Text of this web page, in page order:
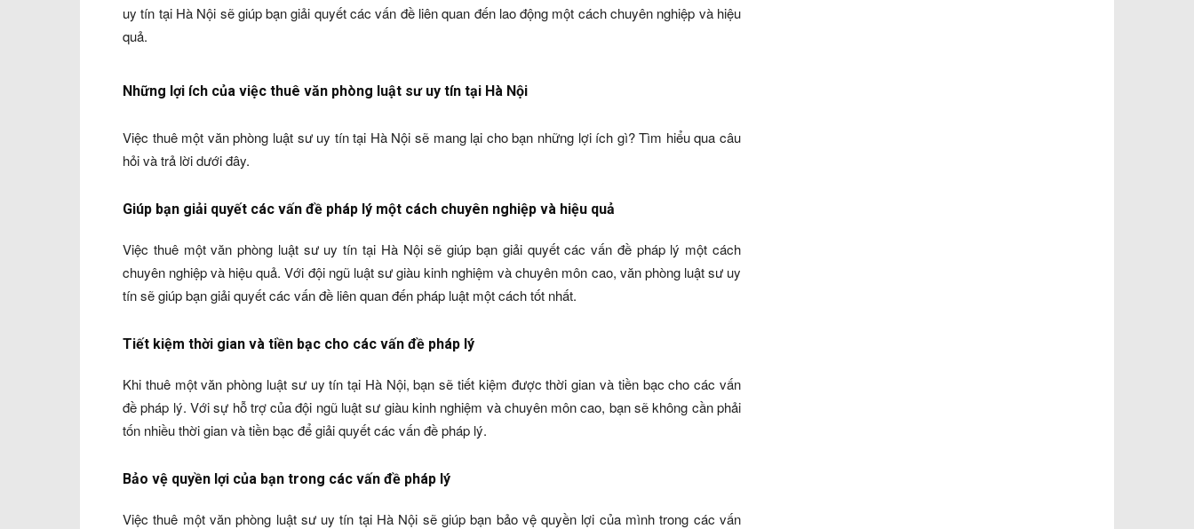
uy tín tại Hà Nội sẽ giúp bạn giải quyết các vấn đề liên quan đến lao động một cách chuyên nghiệp và hiệu
quả.
Những lợi ích của việc thuê văn phòng luật sư uy tín tại Hà Nội
Việc thuê một văn phòng luật sư uy tín tại Hà Nội sẽ mang lại cho bạn những lợi ích gì? Tìm hiểu qua câu
hỏi và trả lời dưới đây.
Giúp bạn giải quyết các vấn đề pháp lý một cách chuyên nghiệp và hiệu quả
Việc thuê một văn phòng luật sư uy tín tại Hà Nội sẽ giúp bạn giải quyết các vấn đề pháp lý một cách
chuyên nghiệp và hiệu quả. Với đội ngũ luật sư giàu kinh nghiệm và chuyên môn cao, văn phòng luật sư uy
tín sẽ giúp bạn giải quyết các vấn đề liên quan đến pháp luật một cách tốt nhất.
Tiết kiệm thời gian và tiền bạc cho các vấn đề pháp lý
Khi thuê một văn phòng luật sư uy tín tại Hà Nội, bạn sẽ tiết kiệm được thời gian và tiền bạc cho các vấn
đề pháp lý. Với sự hỗ trợ của đội ngũ luật sư giàu kinh nghiệm và chuyên môn cao, bạn sẽ không cần phải
tốn nhiều thời gian và tiền bạc để giải quyết các vấn đề pháp lý.
Bảo vệ quyền lợi của bạn trong các vấn đề pháp lý
Việc thuê một văn phòng luật sư uy tín tại Hà Nội sẽ giúp bạn bảo vệ quyền lợi của mình trong các vấn